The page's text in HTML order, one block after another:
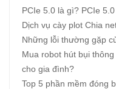
PCIe 5.0 là gì? PCIe
Dịch vụ cày plot Chia
Những lỗi thường gặp
Mua robot hút bụi
cho gia đình?
Top 5 phần mềm đóng